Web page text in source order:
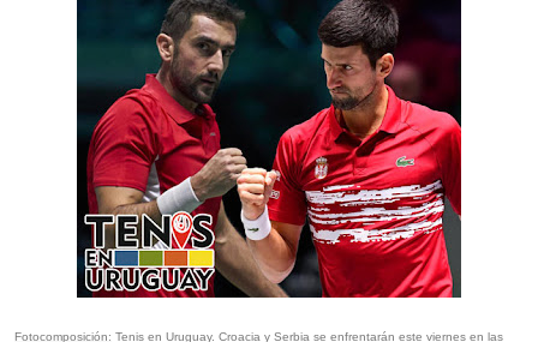
Fotocomposición: Tenis en Uruguay. Croacia y Serbia se enfrentarán este viernes en las